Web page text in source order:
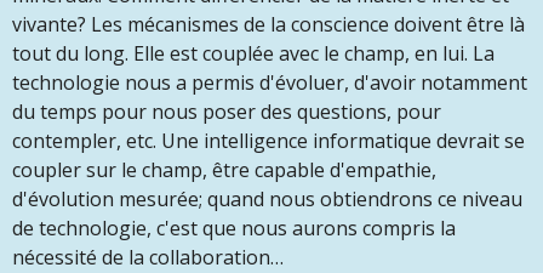
vivante? Les mécanismes de la conscience doivent être là
tout du long. Elle est couplée avec le champ, en lui. La
technologie nous a permis d'évoluer, d'avoir notamment
du temps pour nous poser des questions, pour
contempler, etc. Une intelligence informatique devrait se
coupler sur le champ, être capable d'empathie,
d'évolution mesurée; quand nous obtiendrons ce niveau
de technologie, c'est que nous aurons compris la
nécessité de la collaboration…